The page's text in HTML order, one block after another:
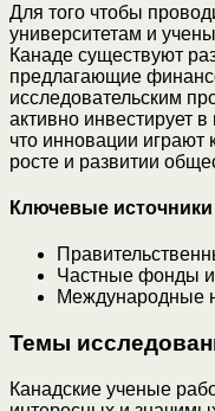
Для того чтобы
университетам и
Канаде существуют
предлагающие
исследовательским
активно инвестирует
что инновации играют
росте и развитии
Ключевые
Частные фонды
Международные
Темы
Канадские ученые